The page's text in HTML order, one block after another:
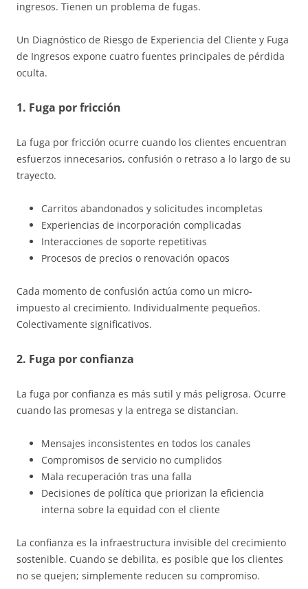
ingresos. Tienen un problema de fugas.
Un Diagnóstico de Riesgo de Experiencia del Cliente y Fuga
de Ingresos expone cuatro fuentes principales de pérdida
oculta.
1. Fuga por fricción
La fuga por fricción ocurre cuando los clientes encuentran
esfuerzos innecesarios, confusión o retraso a lo largo de su
trayecto.
Carritos abandonados y solicitudes incompletas
Experiencias de incorporación complicadas
Interacciones de soporte repetitivas
Procesos de precios o renovación opacos
Cada momento de confusión actúa como un micro-
impuesto al crecimiento. Individualmente pequeños.
Colectivamente significativos.
2. Fuga por confianza
La fuga por confianza es más sutil y más peligrosa. Ocurre
cuando las promesas y la entrega se distancian.
Mensajes inconsistentes en todos los canales
Compromisos de servicio no cumplidos
Mala recuperación tras una falla
Decisiones de política que priorizan la eficiencia
interna sobre la equidad con el cliente
La confianza es la infraestructura invisible del crecimiento
sostenible. Cuando se debilita, es posible que los clientes
no se quejen; simplemente reducen su compromiso.